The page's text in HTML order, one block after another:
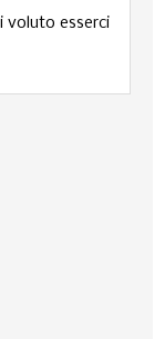
voluto esserci